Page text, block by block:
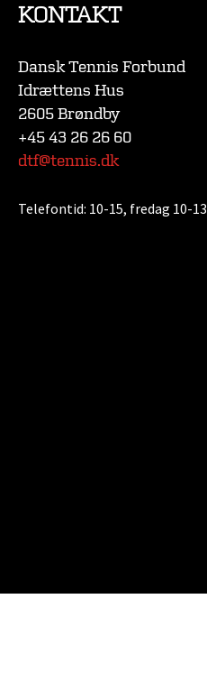
KONTAKT
Dansk Tennis Forbund
Idrættens Hus
2605 Brøndby
+45 43 26 26 60
dtf@tennis.dk
Telefontid: 10-15, fredag 10-13